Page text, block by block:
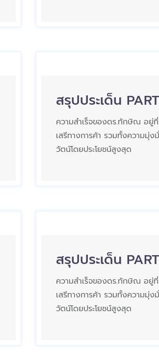
สรุปประเด็น
ความสำเร็จของดร.ทักษิณ อยู่ที่
เสรีทางการค้า รวมทั้งความมุ่ง
วัตน์โดยประโยชน์สูงสุด
สรุปประเด็น
ความสำเร็จของดร.ทักษิณ อยู่ที่
เสรีทางการค้า รวมทั้งความมุ่ง
วัตน์โดยประโยชน์สูงสุด